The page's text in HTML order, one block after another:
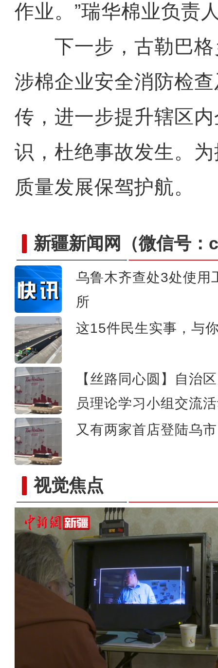
作业。”瑞华棉业负责
下一步，古勒巴格
涉棉企业安全消防检
传，进一步提升辖区
识，杜绝事故发生。
质量发展保驾护航。
新疆新闻网 （微信号
乌鲁木齐查处3处使用
所
这15件民生实事，与
【丝路同心圆】自治
员理论学习小组交流
又有两家首店登陆乌
视觉焦点
新疆沙雅县：多彩校园活
新疆阿克苏：国家湿地公